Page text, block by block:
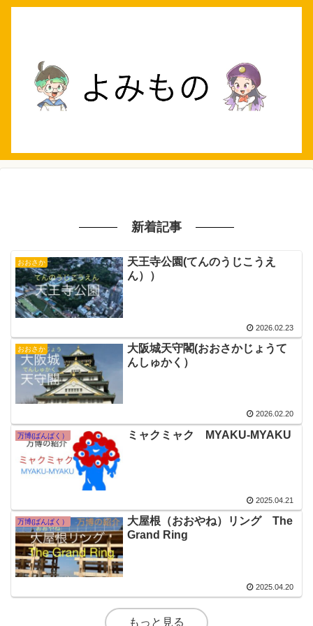
新着記事
おおさか
天王寺公園(てんのうじこうえ
ん））
2026.02.23
おおさか
大阪城天守閣(おおさかじょうて
んしゅかく）
2026.02.20
万博(ばんぱく） ミャクミャク MYAKU-MYAKU
2025.04.21
万博(ばんぱく）
大屋根（おおやね）リング The
Grand Ring
2025.04.20
もっと見る